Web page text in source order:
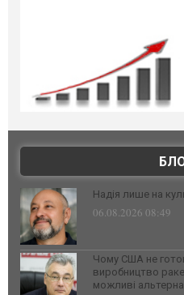
Надія лише на
06.08.2026 08:49
Чому США не
виробництво
можливі